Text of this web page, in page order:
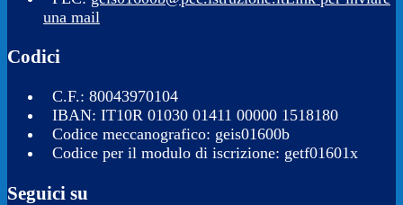
una mail
Codici
C.F.: 80043970104
IBAN: IT10R 01030 01411 00000 1518180
Codice meccanografico: geis01600b
Codice per il modulo di iscrizione: getf01601x
Seguici su